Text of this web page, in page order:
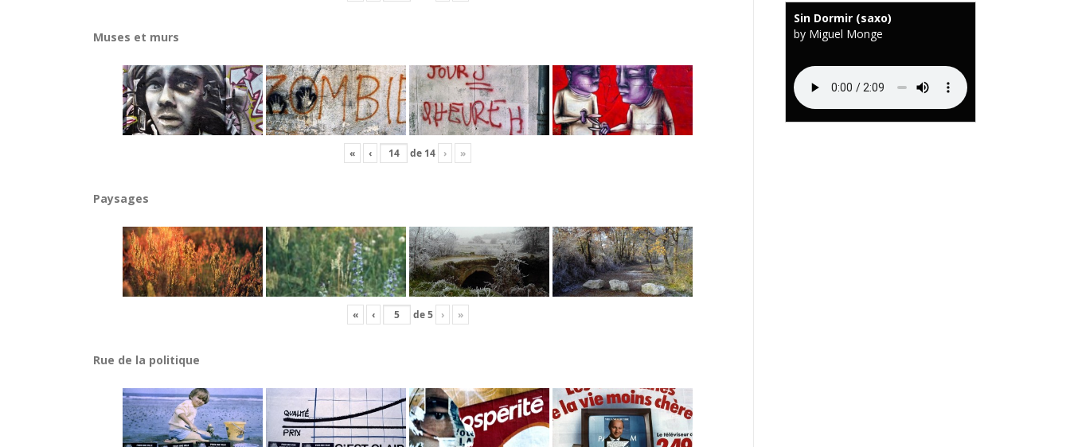
Muses et murs
« ‹ de 14 › »
Paysages
« ‹ de5 › »
Rue de la politique
Sin Dormir (saxo)
by Miguel Monge